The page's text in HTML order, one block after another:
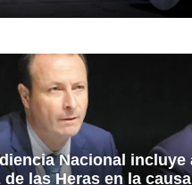
Nacional incluye
de las Heras en la